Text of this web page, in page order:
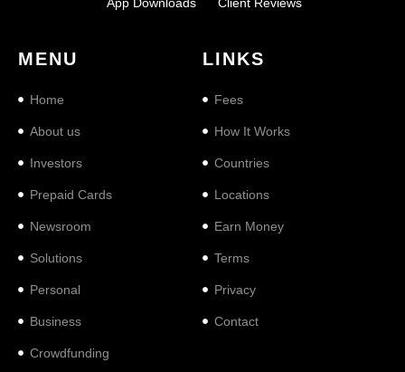
MENU
Home
About us
Investors
Prepaid Cards
Newsroom
Solutions
Personal
Business
Crowdfunding
LINKS
Fees
How It Works
Countries
Locations
Earn Money
Terms
Privacy
Contact